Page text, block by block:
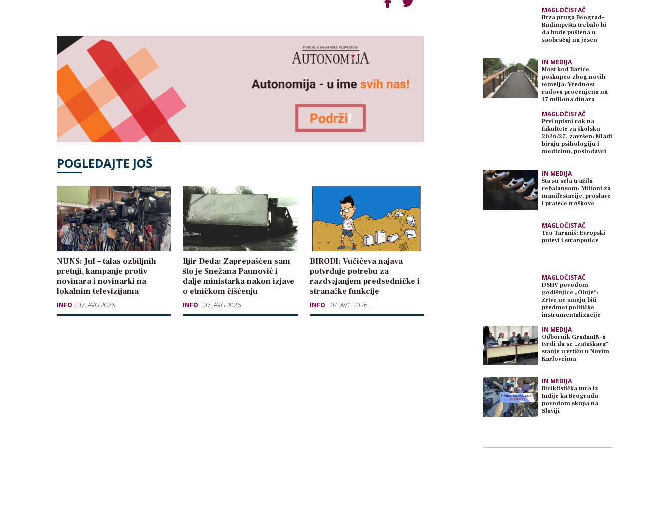
POGLEDAJTE JOŠ
NUNS: Jul – talas ozbiljnih
pretnji, kampanje protiv
novinara i novinarki na
lokalnim televizijama
INFO 07. AVG 2026
Iljir Deda: Zaprepašćen sam
što je Snežana Paunović i
dalje ministarka nakon izjave
o etničkom čišćenju
INFO 07. AVG 2026
BIRODI: Vučićeva najava
potvrđuje potrebu za
razdvajanjem predsedničke i
stranačke funkcije
INFO 07. AVG 2026
MAGLOČISTAČ
Brza pruga Beograd–
Budimpešta trebalo bi
da bude puštena u
saobraćaj na jesen
IN MEDIJA
Most kod Barice
poskupeo zbog novih
temelja: Vrednost
radova procenjena na
17 miliona dinara
MAGLOČISTAČ
Prvi upisni rok na
fakultete za školsku
2026/27. završen: Mladi
biraju psihologiju i
medicinu, poslodavci
IN MEDIJA
Šta su sela tražila
rebalansom: Milioni za
manifestacije, proslave
i prateće troškove
MAGLOČISTAČ
Teo Taraniš: Evropski
putevi i stranputice
MAGLOČISTAČ
DSHV povodom
godišnjice „Oluje“:
Žrtve ne smeju biti
predmet političke
instrumentalizacije
IN MEDIJA
Odbornik GrađanIN-a
tvrdi da se „zataškava“
stanje u vrtiću u Novim
Karlovcima
IN MEDIJA
Biciklistička tura iz
Inđije ka Beogradu
povodom skupa na
Slaviji